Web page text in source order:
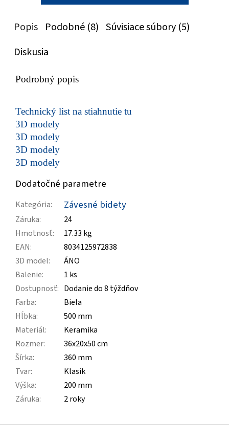
Popis Podobné (8) Súvisiace súbory (5)
Diskusia
Podrobný popis
Technický list na stiahnutie tu
3D modely
3D modely
3D modely
3D modely
Dodatočné parametre
Kategória: Závesné bidety
Záruka:
24
Hmotnosť:
17.33 kg
EAN:
8034125972838
3D model:
ÁNO
Balenie:
1 ks
Dostupnosť: Dodanie do 8 týždňov
Farba:
Biela
Hĺbka:
500 mm
Materiál:
Keramika
Rozmer:
36x20x50 cm
Šírka:
360 mm
Tvar:
Klasik
Výška:
200 mm
Záruka: 2 roky